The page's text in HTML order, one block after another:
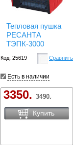
Тепловая пушка
РЕСАНТА
ТЭПК-3000
Код: 25619 Сравнить
Есть в наличии
3350. 3490.
Купить